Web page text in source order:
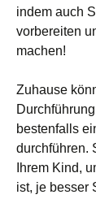
indem auch
vorbereiten
machen!
Zuhause
bestenfalls
durchführen.
Ihrem Kind,
ist, je besser